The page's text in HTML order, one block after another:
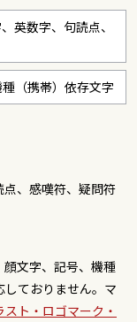
英数字、句読点、
（携帯）依存文字
、感嘆符、疑問符
文字、記号、機種
しておりません。マ
スト・ロゴマーク・